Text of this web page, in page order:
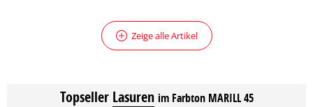
Zeige alle Artikel
Topseller Lasuren im Farbton MARILL 45